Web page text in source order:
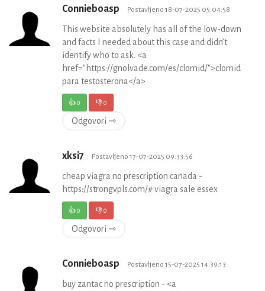
Connieboasp Postavljeno 18-07-2025 05:04:58
This website absolutely has all of the low-down
and facts I needed about this case and didn’t
identify who to ask. <a
href="https://gnolvade.com/es/clomid/">clomid
para testosterona</a>
👍0 👎0
Odgovori ⇾
xksi7 Postavljeno 17-07-2025 09:33:56
cheap viagra no prescription canada -
https://strongvpls.com/# viagra sale essex
👍0 👎0
Odgovori ⇾
Connieboasp Postavljeno 15-07-2025 14:39:13
buy zantac no prescription - <a